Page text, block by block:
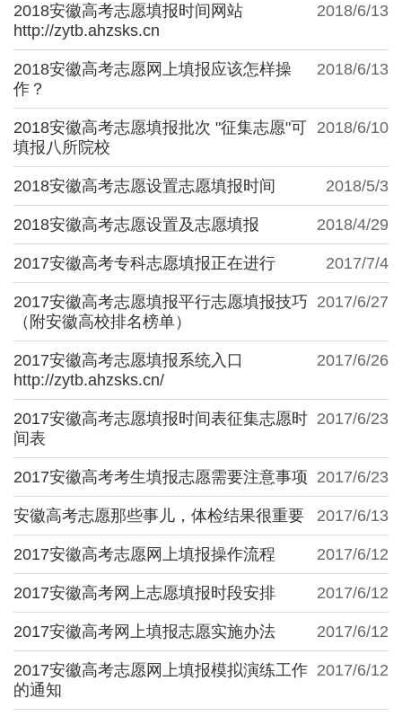
2018/6/13
2018安徽高考志愿填报时间网站
http://zytb.ahzsks.cn
2018/6/13
2018安徽高考志愿网上填报应该怎样操
作？
2018/6/10
2018安徽高考志愿填报批次 "征集志愿"可
填报八所院校
2018/5/3
2018安徽高考志愿设置志愿填报时间
2018/4/29
2018安徽高考志愿设置及志愿填报
2017/7/4
2017安徽高考专科志愿填报正在进行
2017/6/27
2017安徽高考志愿填报平行志愿填报技巧
（附安徽高校排名榜单）
2017/6/26
2017安徽高考志愿填报系统入口
http://zytb.ahzsks.cn/
2017/6/23
2017安徽高考志愿填报时间表征集志愿时
间表
2017/6/23
2017安徽高考考生填报志愿需要注意事项
2017/6/13
安徽高考志愿那些事儿，体检结果很重要
2017/6/12
2017安徽高考志愿网上填报操作流程
2017/6/12
2017安徽高考网上志愿填报时段安排
2017/6/12
2017安徽高考网上填报志愿实施办法
2017/6/12
2017安徽高考志愿网上填报模拟演练工作
的通知